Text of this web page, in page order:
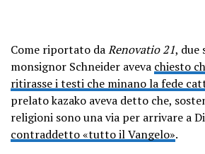
Come riportato daRenovatio 21, due
monsignor Schneider aveva chiesto
ritirasse i testi che minano la fede
prelato kazako aveva detto che,
religioni sono una via per arrivare a
contraddetto «tutto il Vangelo».